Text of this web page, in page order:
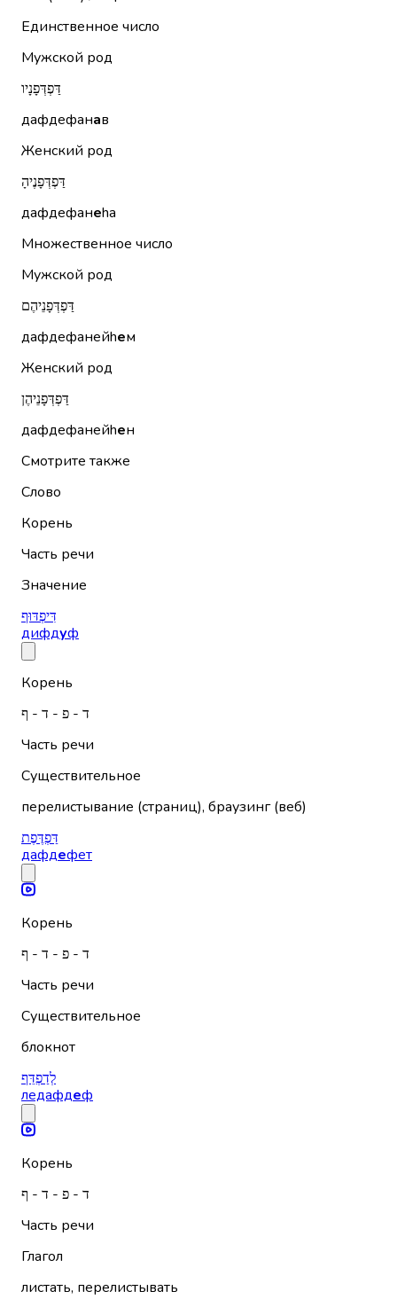
Единственное число
Мужской род
דַּפְדְּפָנָיו
дафдефанав
Женский род
דַּפְדְּפָנֶיהָ
дафдефанеhа
Множественное число
Мужской род
דַּפְדְּפָנֵיהֶם
дафдефанейhем
Женский род
דַּפְדְּפָנֵיהֶן
дафдефанейhен
Смотрите также
Слово
Корень
Часть речи
Значение
דִּיפְדּוּף
дифдуф
Корень
ד - פ - ד - ף
Часть речи
Существительное
перелистывание (страниц), браузинг (веб)
דַּפְדֶּפֶת
дафдефет
Корень
ד - פ - ד - ף
Часть речи
Существительное
блокнот
לְדַפְדֵּף
ледафдеф
Корень
ד - פ - ד - ף
Часть речи
Глагол
листать, перелистывать